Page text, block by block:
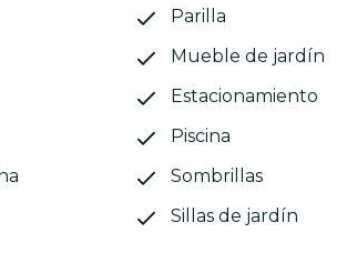
Parilla
Mueble de jardín
Estacionamiento
Piscina
Sombrillas
Sillas de jardín